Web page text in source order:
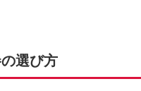
選び方